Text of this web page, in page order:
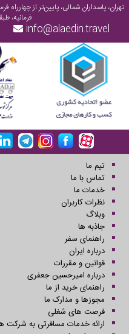
تهران، پاسداران شمالی، پایین‌تر از چهارراه
فرمانیه، طبقه 7،
info@alaedin.travel
تیم ما
تماس با ما
خدمات ما
نظرات کاربران
وبلاگ
جاذبه ها
راهنمای سفر
درباره ایران
قوانین و مقررات
درباره امیرحسین جعفری
راهنمای خرید از ما
مجوزها و مدارک ما
فرصت های شغلی
ارائه خدمات مسافرتی به شرکت